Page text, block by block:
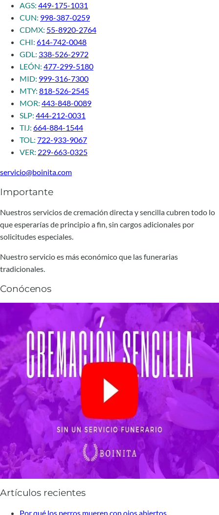
AGS: 449-175-1031
CUN: 998-387-0259
CDMX: 55-8920-2764
CHI: 614-742-0048
GDL: 338-526-2972
LEÓN: 477-299-5180
MID: 999-316-7300
MTY: 818-526-2545
MOR: 443-848-0089
SLP: 444-212-0031
TIJ: 664-884-1544
TOL: 722-933-9067
VER: 229-663-0325
servicio@boinita.com
Importante
Nuestros servicios de cremación directa y sencilla cubren todo lo
que esperarías de principio a fin, sin cargos adicionales por
solicitudes especiales.
Nuestro servicio es más económico que las funerarias
tradicionales.
Conócenos
Artículos recientes
Por qué los perros mueren con ojos abiertos